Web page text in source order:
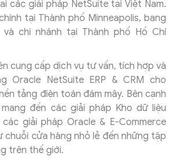
các giải pháp NetSuite tại Việt Nam.
tại Thành phố Minneapolis, bang
và chi nhánh tại Thành phố Hồ Chí
cung cấp dịch vụ tư vấn, tích hợp và
Oracle NetSuite ERP & CRM cho
tảng điện toán đám mây. Bên cạnh
đến các giải pháp Kho dữ liệu
giải pháp Oracle & E-Commerce
chuỗi cửa hàng nhỏ lẻ đến những tập
trên thế giới.